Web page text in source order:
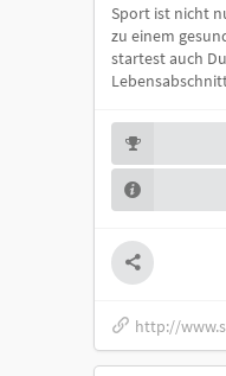
Sport ist nicht
zu einem
startest auch
http://